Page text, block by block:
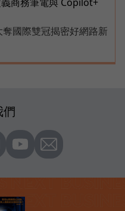
國際雙冠揭密好網路新
們